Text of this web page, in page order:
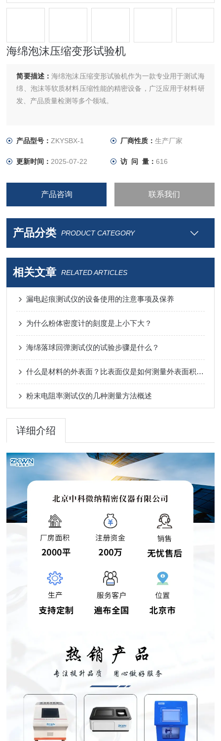
海绵泡沫压缩变形试验机
简要描述：海绵泡沫压缩变形试验机作为一款专业用于测试海
绵、泡沫等软质材料压缩性能的精密设备，广泛应用于材料研
发、产品质量检测等多个领域。
产品型号：ZKYSBX-1 厂商性质： 生产厂家
更新时间： 2025-07-22 访 问 量： 616
产品咨询 联系我们
产品分类 PRODUCT CATEGORY
相关文章 RELATED ARTICLES
漏电起痕测试仪的设备使用的注意事项及保养
为什么粉体密度计的刻度是上小下大？
海绵落球回弹测试仪的试验步骤是什么？
什么是材料的外表面？比表面仪是如何测量外表面积的？
粉末电阻率测试仪的几种测量方法概述
详细介绍